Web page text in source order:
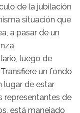
de la jubilación
situación que
a pasar de un
luego de
un fondo
lugar de estar
representantes de
está manejado